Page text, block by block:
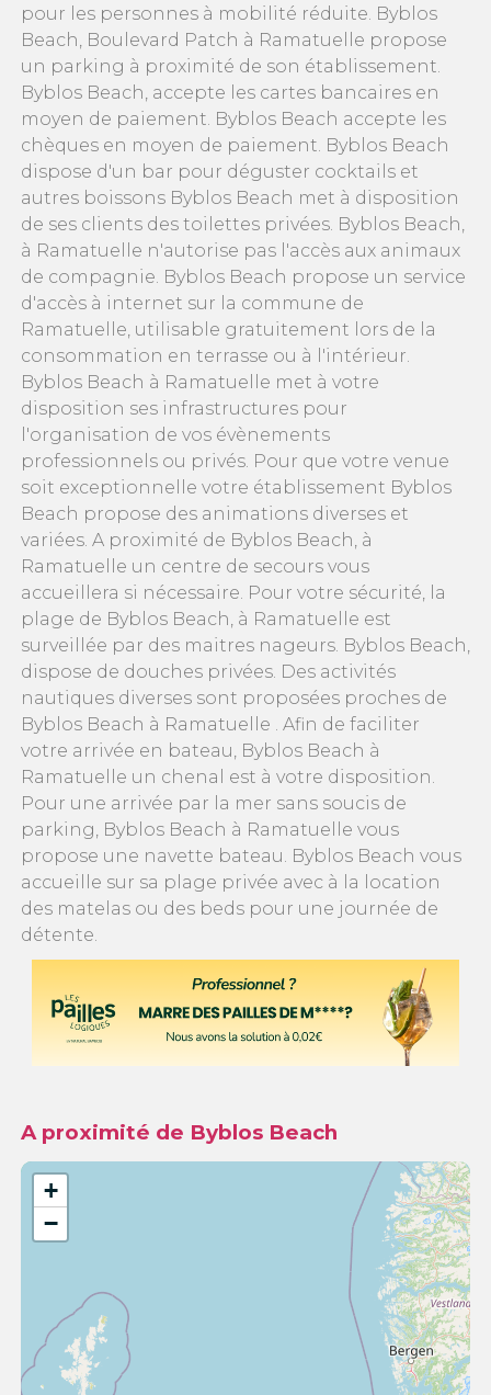
pour les personnes à mobilité réduite. Byblos
Beach, Boulevard Patch à Ramatuelle propose
un parking à proximité de son établissement.
Byblos Beach, accepte les cartes bancaires en
moyen de paiement. Byblos Beach accepte les
chèques en moyen de paiement. Byblos Beach
dispose d'un bar pour déguster cocktails et
autres boissons Byblos Beach met à disposition
de ses clients des toilettes privées. Byblos Beach,
à Ramatuelle n'autorise pas l'accès aux animaux
de compagnie. Byblos Beach propose un service
d'accès à internet sur la commune de
Ramatuelle, utilisable gratuitement lors de la
consommation en terrasse ou à l'intérieur.
Byblos Beach à Ramatuelle met à votre
disposition ses infrastructures pour
l'organisation de vos évènements
professionnels ou privés. Pour que votre venue
soit exceptionnelle votre établissement Byblos
Beach propose des animations diverses et
variées. A proximité de Byblos Beach, à
Ramatuelle un centre de secours vous
accueillera si nécessaire. Pour votre sécurité, la
plage de Byblos Beach, à Ramatuelle est
surveillée par des maitres nageurs. Byblos Beach,
dispose de douches privées. Des activités
nautiques diverses sont proposées proches de
Byblos Beach à Ramatuelle . Afin de faciliter
votre arrivée en bateau, Byblos Beach à
Ramatuelle un chenal est à votre disposition.
Pour une arrivée par la mer sans soucis de
parking, Byblos Beach à Ramatuelle vous
propose une navette bateau. Byblos Beach vous
accueille sur sa plage privée avec à la location
des matelas ou des beds pour une journée de
détente.
A proximité de Byblos Beach
+
−